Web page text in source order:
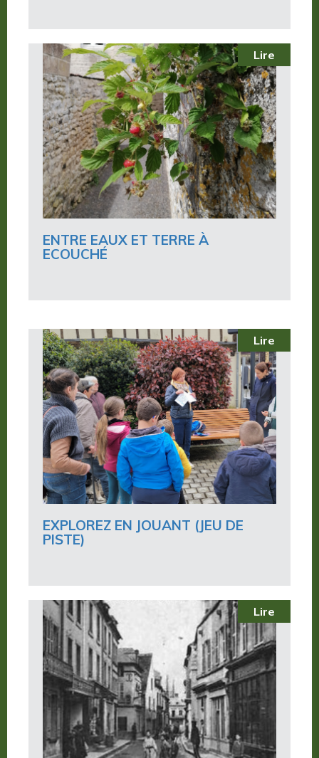
Lire
ENTRE EAUX ET TERRE À
ECOUCHÉ
Lire
EXPLOREZ EN JOUANT (JEU DE
PISTE)
Lire